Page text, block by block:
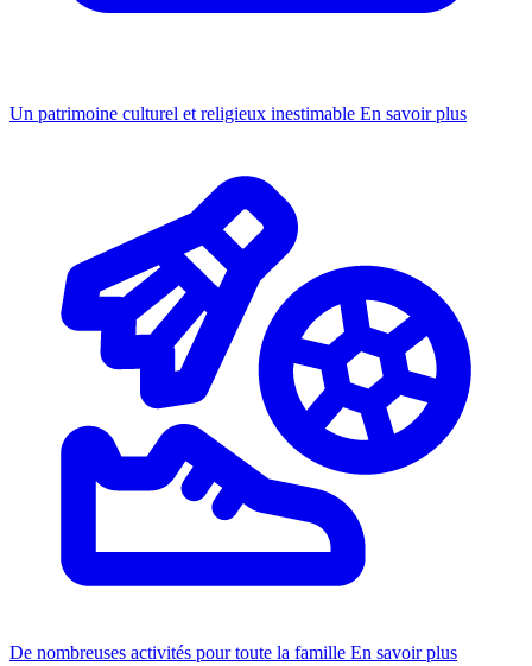
Un patrimoine culturel et religieux inestimable En savoir plus
De nombreuses activités pour toute la famille En savoir plus